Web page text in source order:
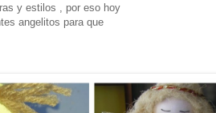
y estilos , por eso hoy
angelitos para que